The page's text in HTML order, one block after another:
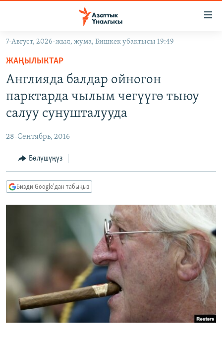
Навигацияга
өтүңүз
Издөөгө
салыңыз
МАДАНИЯТ
УКРАИНА
ТВ ПРОГРАММАЛАР
БҮГҮН АЗАТТЫКТА
ПОДКАСТ
Русский
ЭЕ/АРнун бардык сайттары
7-Август, 2026-жыл, жума, Бишкек убактысы 19:49
ЖАҢЫЛЫКТАР
Англияда балдар ойногон
парктарда чылым чегүүгө тыюу
салуу сунушталууда
28-Сентябрь, 2016
Бөлүшүңүз
Бизди Google'дан табыңыз